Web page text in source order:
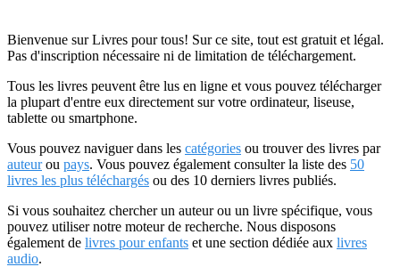
Bienvenue sur Livres pour tous! Sur ce site, tout est gratuit et légal.
Pas d'inscription nécessaire ni de limitation de téléchargement.
Tous les livres peuvent être lus en ligne et vous pouvez télécharger
la plupart d'entre eux directement sur votre ordinateur, liseuse,
tablette ou smartphone.
Vous pouvez naviguer dans les catégories ou trouver des livres par
auteurou pays. Vous pouvez également consulter la liste des 50
livres les plus téléchargés ou des 10 derniers livres publiés.
Si vous souhaitez chercher un auteur ou un livre spécifique, vous
pouvez utiliser notre moteur de recherche. Nous disposons
également de livres pour enfants et une section dédiée aux livres
audio.